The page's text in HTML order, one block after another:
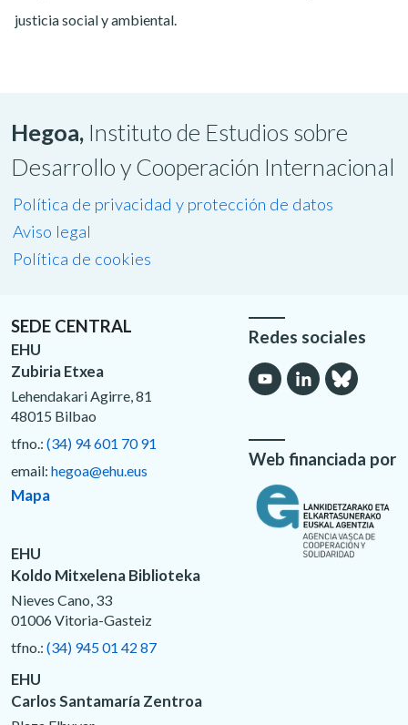
justicia social y ambiental.
Hegoa, Instituto de Estudios sobre
Desarrollo y Cooperación Internacional
Política de privacidad y protección de datos
Aviso legal
Política de cookies
SEDE CENTRAL
EHU
Zubiria Etxea
Lehendakari Agirre, 81
48015 Bilbao
tfno.: (34) 94 601 70 91
email: hegoa@ehu.eus
Mapa
EHU
Koldo Mitxelena Biblioteka
Nieves Cano, 33
01006 Vitoria-Gasteiz
tfno.: (34) 945 01 42 87
EHU
Carlos Santamaría Zentroa
Redes sociales
Web financiada por